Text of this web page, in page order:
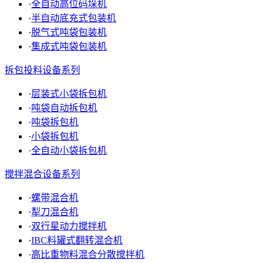
·全自动高位码垛机
·半自动底充式包装机
·脱气式吨袋包装机
·集成式吨袋包装机
拆包投料设备系列
·层装式小袋拆包机
·吨袋自动拆包机
·吨袋拆包机
·小袋拆包机
·全自动小袋拆包机
搅拌混合设备系列
·螺带混合机
·犁刀混合机
·双行星动力搅拌机
·IBC料罐式翻转混合机
·高比重物料混合分散搅拌机